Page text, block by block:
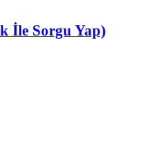
İle Sorgu Yap)